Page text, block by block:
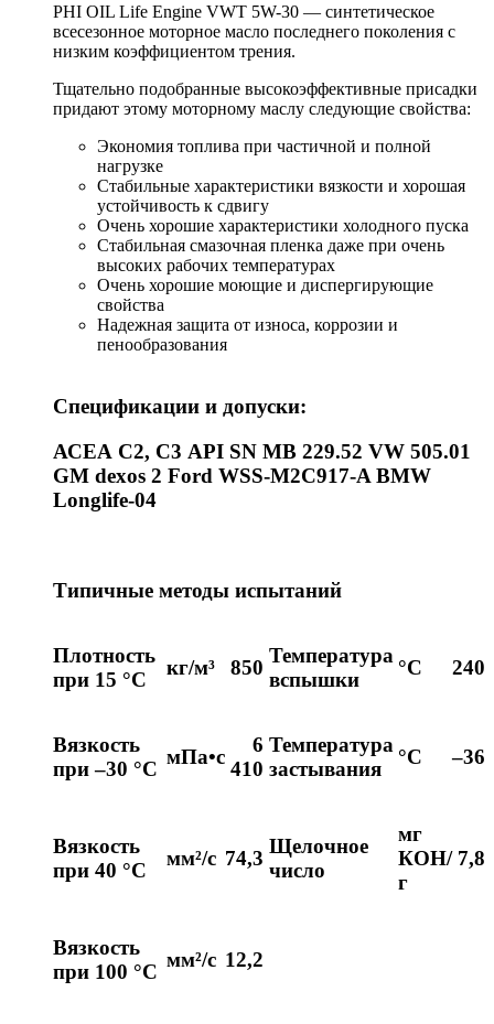
PHI OIL Life Engine VWT 5W-30 — синтетическое
всесезонное моторное масло последнего поколения с
низким коэффициентом трения.
Тщательно подобранные высокоэффективные присадки
придают этому моторному маслу следующие свойства:
Экономия топлива при частичной и полной
нагрузке
Стабильные характеристики вязкости и хорошая
устойчивость к сдвигу
Очень хорошие характеристики холодного пуска
Стабильная смазочная пленка даже при очень
высоких рабочих температурах
Очень хорошие моющие и диспергирующие
свойства
Надежная защита от износа, коррозии и
пенообразования
Спецификации и допуски:
АСЕА С2, С3 API SN MB 229.52 VW 505.01
GM dexos 2 Ford WSS-M2C917-A BMW
Longlife-04
Типичные методы испытаний
Плотность
при 15 °C
кг/м³ 850
Температура
вспышки
°С 240
Вязкость
при –30 °C
мПа•с
6
410
Температура
застывания
°С –36
Вязкость
при 40 °C
мм²/с 74,3
Щелочное
число
мг
КОН/
г
7,8
Вязкость
при 100 °C
мм²/с 12,2